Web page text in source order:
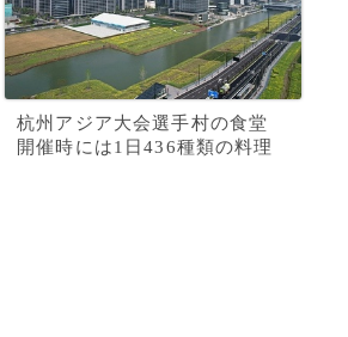
杭州アジア大会選手村の食堂
開催時には1日436種類の料理